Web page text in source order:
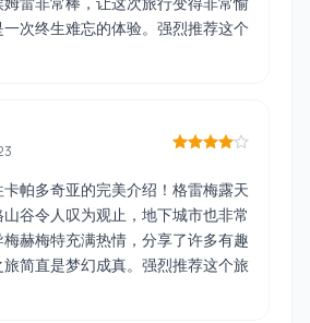
次终生难忘的体验。强烈推荐这个
帕多奇亚的完美介绍！格雷梅露天
谷令人叹为观止，地下城市也非常
赫梅特充满热情，分享了许多有趣
简直是梦幻成真。强烈推荐这个旅